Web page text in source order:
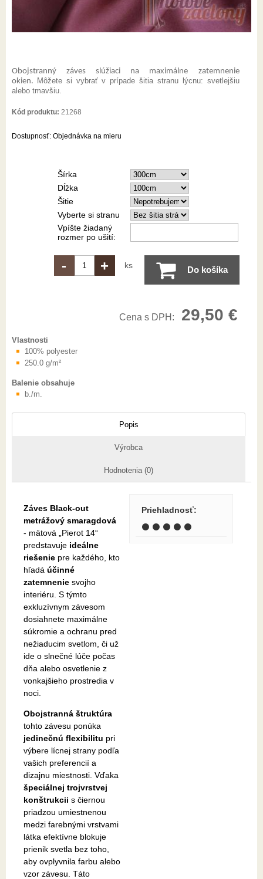
Obojstranný záves slúžiaci na maximálne zatemnenie
okien. Môžete si vybrať v prípade šitia stranu lýcnu: svetlejšiu
alebo tmavšiu.
Kód produktu: 21268
Dostupnosť: Objednávka na mieru
Šírka
Dĺžka
Šitie
Vyberte si stranu
Vpíšte žiadaný
rozmer po ušití:
- + ks Do košíka
Cena s DPH: 29,50 €
Vlastnosti
100% polyester
250.0 g/m²
Balenie obsahuje
b./m.
Popis
Výrobca
Hodnotenia (0)
Záves Black-out
metrážový smaragdová
- mätová „Pierot 14“
predstavuje ideálne
riešenie pre každého, kto
hľadá účinné
zatemnenie svojho
interiéru. S týmto
exkluzívnym závesom
dosiahnete maximálne
súkromie a ochranu pred
nežiaducim svetlom, či už
ide o slnečné lúče počas
dňa alebo osvetlenie z
vonkajšieho prostredia v
noci.
Obojstranná štruktúra
tohto závesu ponúka
jedinečnú flexibilitu pri
výbere lícnej strany podľa
vašich preferencií a
dizajnu miestnosti. Vďaka
špeciálnej trojvrstvej
konštrukcii s čiernou
priadzou umiestnenou
medzi farebnými vrstvami
látka efektívne blokuje
prienik svetla bez toho,
aby ovplyvnila farbu alebo
vzor závesu. Táto
Priehladnosť:
⚫ ⚫ ⚫ ⚫ ⚫